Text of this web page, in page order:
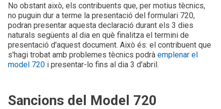
No obstant això, els contribuents que, per motius tècnics,
no puguin dur a terme la presentació del formulari 720,
podran presentar aquesta declaració durant els 3 dies
naturals següents al dia en què finalitza el termini de
presentació d'aquest document. Això és: el contribuent que
s'hagi trobat amb problemes tècnics podrà emplenar el
model 720 i presentar-lo fins al dia 3 d'abril.
Sancions del Model 720